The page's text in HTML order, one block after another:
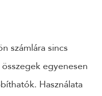
számlára sincs
egyenesen
Használata